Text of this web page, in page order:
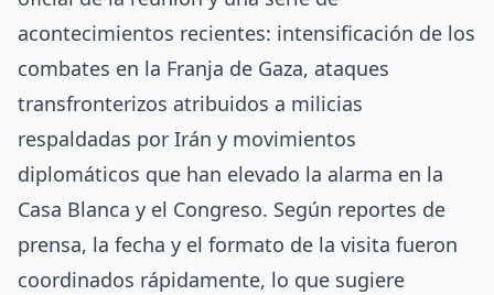
acontecimientos recientes: intensificación de los
combates en la Franja de Gaza, ataques
transfronterizos atribuidos a milicias
respaldadas por Irán y movimientos
diplomáticos que han elevado la alarma en la
Casa Blanca y el Congreso. Según reportes de
prensa, la fecha y el formato de la visita fueron
coordinados rápidamente, lo que sugiere